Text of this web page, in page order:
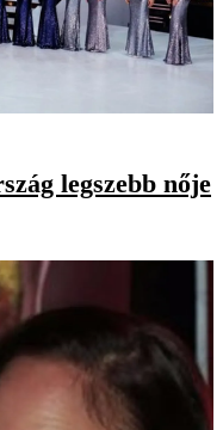
legszebb nője